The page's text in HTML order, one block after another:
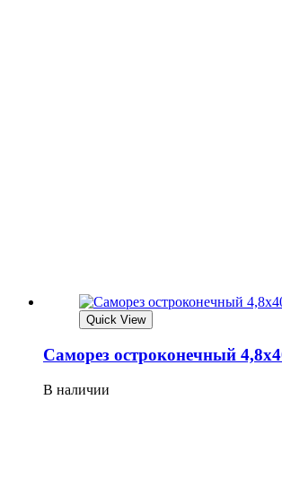
Quick View
Саморез остроконечный
В наличии